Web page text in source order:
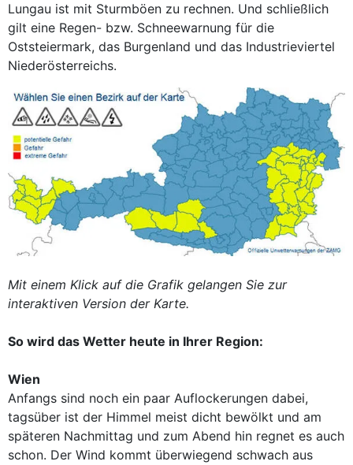
Lungau ist mit Sturmböen zu rechnen. Und schließlich
gilt eine Regen- bzw. Schneewarnung für die
Oststeiermark, das Burgenland und das Industrieviertel
Niederösterreichs.
Mit einem Klick auf die Grafik gelangen Sie zur
interaktiven Version der Karte.
So wird das Wetter heute in Ihrer Region:
Wien
Anfangs sind noch ein paar Auflockerungen dabei,
tagsüber ist der Himmel meist dicht bewölkt und am
späteren Nachmittag und zum Abend hin regnet es auch
schon. Der Wind kommt überwiegend schwach aus